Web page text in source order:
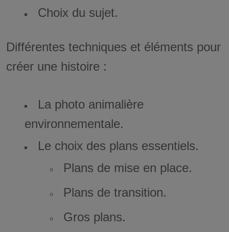
Choix du sujet.
Différentes techniques et éléments pour
créer une histoire :
La photo animalière
environnementale.
Le choix des plans essentiels.
Plans de mise en place.
Plans de transition.
Gros plans.